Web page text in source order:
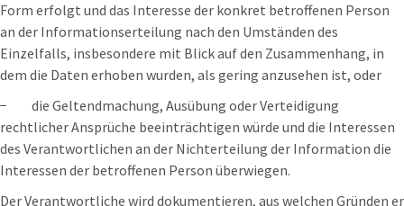
Form erfolgt und das Interesse der konkret betroffenen Person
an der Informationserteilung nach den Umständen des
Einzelfalls, insbesondere mit Blick auf den Zusammenhang, in
dem die Daten erhoben wurden, als gering anzusehen ist, oder
− die Geltendmachung, Ausübung oder Verteidigung
rechtlicher Ansprüche beeinträchtigen würde und die Interessen
des Verantwortlichen an der Nichterteilung der Information die
Interessen der betroffenen Person überwiegen.
Der Verantwortliche wird dokumentieren, aus welchen Gründen er